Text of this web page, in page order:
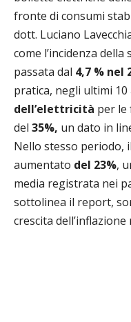
fronte di consumi
dott. Luciano
come l’incidenza
passata dal 4,7 % nel
pratica, negli ultimi 10
dell’elettricità per le
del 35%, un dato in
Nello stesso periodo,
aumentato del 23%,
media registrata nei
sottolinea il report,
crescita